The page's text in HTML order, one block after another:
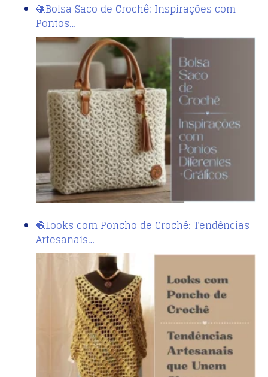
🧶Bolsa Saco de Crochê: Inspirações com
Pontos…
🧶Looks com Poncho de Crochê: Tendências
Artesanais…